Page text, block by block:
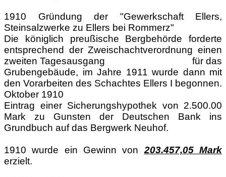
1910 Gründung der "Gewerkschaft Ellers,
Steinsalzwerke zu Ellers bei Rommerz"
Die königlich preußische Bergbehörde forderte
entsprechend der Zweischachtverordnung einen
zweiten Tagesausgang für das
Grubengebäude, im Jahre 1911 wurde dann mit
den Vorarbeiten des Schachtes Ellers I begonnen.
Oktober 1910
Eintrag einer Sicherungshypothek von 2.500.00
Mark zu Gunsten der Deutschen Bank ins
Grundbuch auf das Bergwerk Neuhof.
1910 wurde ein Gewinn von 203.457,05 Mark
erzielt.